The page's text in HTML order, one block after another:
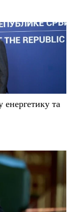
енергетику та